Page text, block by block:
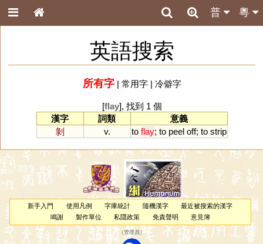
粵
普
英語搜索
所有字| 常用字| 冷僻字
[flay], 找到 1 個
漢字
詞類
意義
剝
v. to flay; to peel off; to strip
新手入門 使用凡例 字庫統計 隨機漢字
最近被搜索的漢字
鳴謝
製作單位 私隱政策 免責聲明 意見簿
（管理員 ）